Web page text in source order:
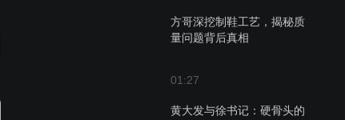
方哥深挖制鞋工艺，揭秘质
量问题背后真相
01:27
黄大发与徐书记：硬骨头的